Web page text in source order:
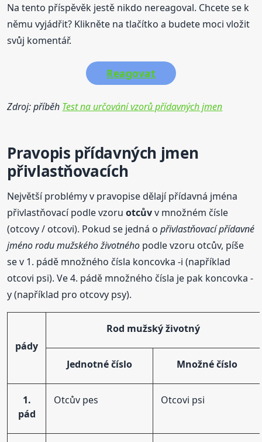
Na tento příspěvěk jestě nikdo nereagoval. Chcete se k
němu vyjádřit? Klikněte na tlačítko a budete moci vložit
svůj komentář.
Reagovat
Zdroj: příběh Test na určování vzorů přídavných jmen
Pravopis přídavných jmen
přivlastňovacích
Největší problémy v pravopise dělají přídavná jména
přivlastňovací podle vzoruotcůvv množném čísle
(otcovy / otcovi). Pokud se jedná opřivlastňovací přídavné
jméno rodu mužského životného podle vzoru otcův, píše
se v 1. pádě množného čísla koncovka -i (například
otcovi psi). Ve 4. pádě množného čísla je pak koncovka -
y (například pro otcovy psy).
pády
Rod mužský životný
Jednotné číslo Množné číslo
1.
pád
Otcův pes Otcovi psi